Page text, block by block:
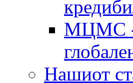
МЦМС -
Нашиот